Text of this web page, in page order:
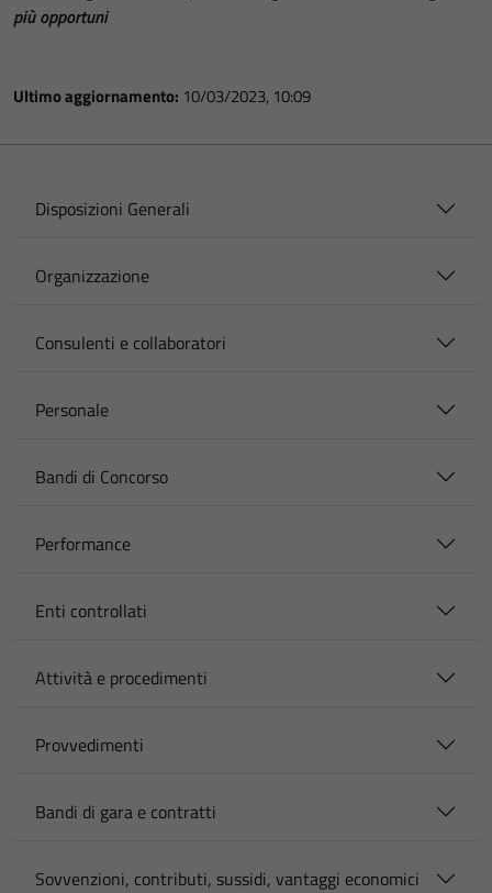
più opportuni
Ultimo aggiornamento: 10/03/2023, 10:09
Disposizioni Generali
Organizzazione
Consulenti e collaboratori
Personale
Bandi di Concorso
Performance
Enti controllati
Attività e procedimenti
Provvedimenti
Bandi di gara e contratti
Sovvenzioni, contributi, sussidi, vantaggi economici